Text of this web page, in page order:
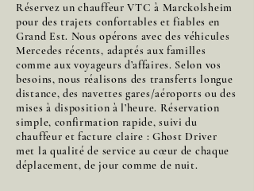
Réservez un chauffeur VTC à Marckolsheim
pour des trajets confortables et fiables en
Grand Est. Nous opérons avec des véhicules
Mercedes récents, adaptés aux familles
comme aux voyageurs d’affaires. Selon vos
besoins, nous réalisons des transferts longue
distance, des navettes gares/aéroports ou des
mises à disposition à l’heure. Réservation
simple, confirmation rapide, suivi du
chauffeur et facture claire : Ghost Driver
met la qualité de service au cœur de chaque
déplacement, de jour comme de nuit.